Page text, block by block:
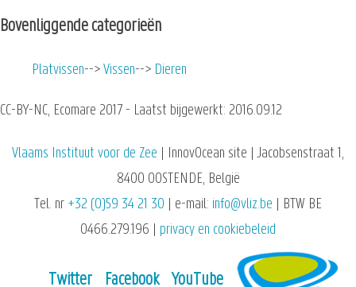
Bovenliggende categorieën
Platvissen Vissen Dieren
CC-BY-NC, Ecomare 2017 - Laatst bijgewerkt: 2016.09.12
Vlaams Instituut voor de Zee | InnovOcean site | Jacobsenstraat 1,
8400 OOSTENDE, België
Tel. nr +32 (0)59 34 21 30 | e-mail: info@vliz.be | BTW BE
0466.279.196 | privacy en cookiebeleid
Twitter Facebook YouTube